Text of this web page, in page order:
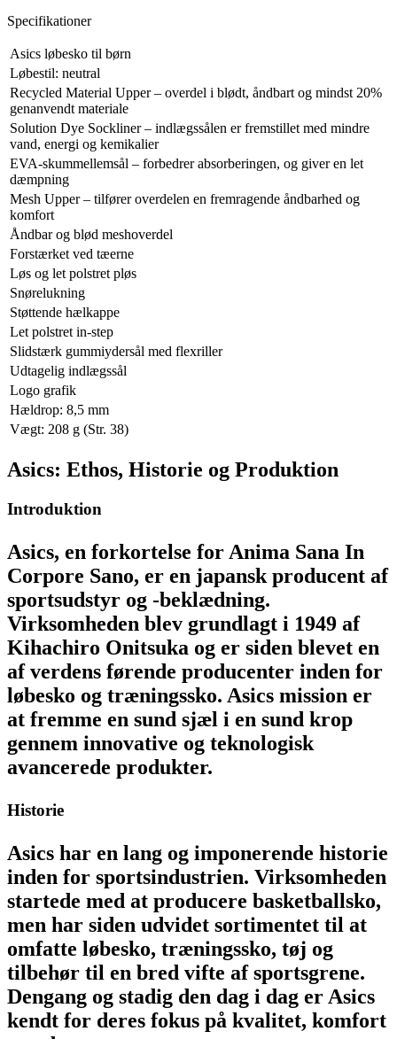
Specifikationer
Asics løbesko til børn
Løbestil: neutral
Recycled Material Upper – overdel i blødt, åndbart og mindst 20%
genanvendt materiale
Solution Dye Sockliner – indlægssålen er fremstillet med mindre
vand, energi og kemikalier
EVA-skummellemsål – forbedrer absorberingen, og giver en let
dæmpning
Mesh Upper – tilfører overdelen en fremragende åndbarhed og
komfort
Åndbar og blød meshoverdel
Forstærket ved tæerne
Løs og let polstret pløs
Snørelukning
Støttende hælkappe
Let polstret in-step
Slidstærk gummiydersål med flexriller
Udtagelig indlægssål
Logo grafik
Hældrop: 8,5 mm
Vægt: 208 g (Str. 38)
Asics: Ethos, Historie og Produktion
Introduktion
Asics, en forkortelse for Anima Sana In
Corpore Sano, er en japansk producent af
sportsudstyr og -beklædning.
Virksomheden blev grundlagt i 1949 af
Kihachiro Onitsuka og er siden blevet en
af verdens førende producenter inden for
løbesko og træningssko. Asics mission er
at fremme en sund sjæl i en sund krop
gennem innovative og teknologisk
avancerede produkter.
Historie
Asics har en lang og imponerende historie
inden for sportsindustrien. Virksomheden
startede med at producere basketballsko,
men har siden udvidet sortimentet til at
omfatte løbesko, træningssko, tøj og
tilbehør til en bred vifte af sportsgrene.
Dengang og stadig den dag i dag er Asics
kendt for deres fokus på kvalitet, komfort